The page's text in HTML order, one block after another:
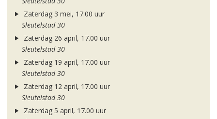
Zaterdag 3 mei, 17.00 uur
Sleutelstad 30
Zaterdag 26 april, 17.00 uur
Sleutelstad 30
Zaterdag 19 april, 17.00 uur
Sleutelstad 30
Zaterdag 12 april, 17.00 uur
Sleutelstad 30
Zaterdag 5 april, 17.00 uur